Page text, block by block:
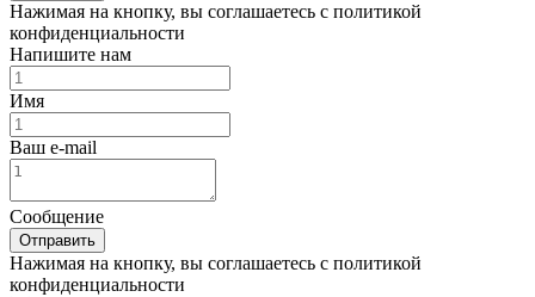
Нажимая на кнопку, вы соглашаетесь с политикой
конфиденциальности
Напишите нам
Имя
Ваш e-mail
Сообщение
Отправить
Нажимая на кнопку, вы соглашаетесь с политикой
конфиденциальности